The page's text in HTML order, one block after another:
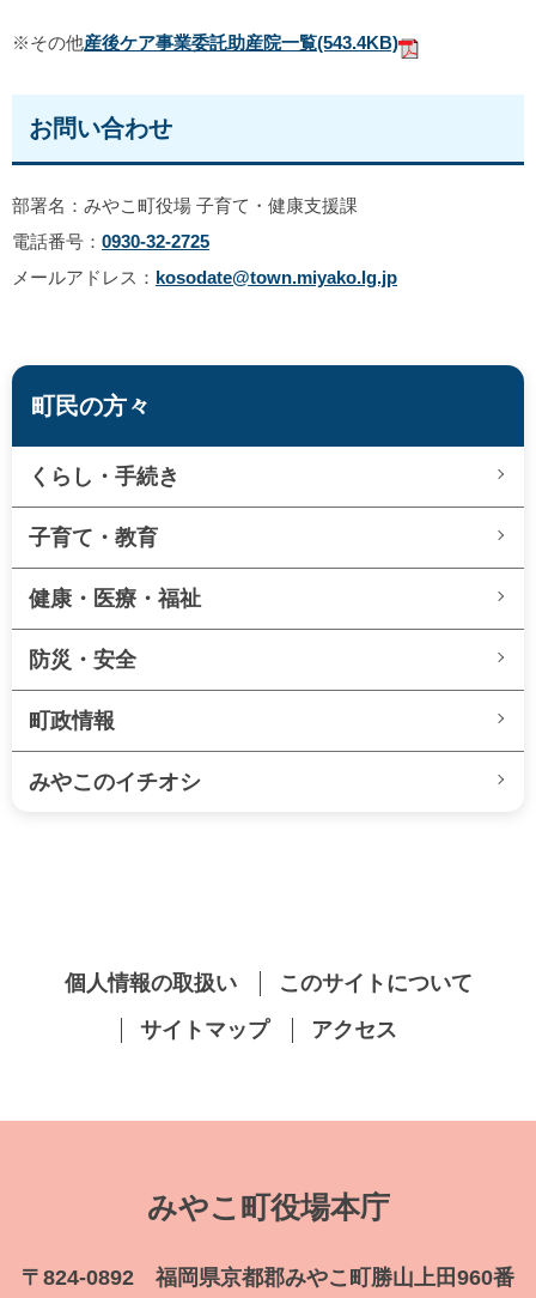
※その他産後ケア事業委託助産院一覧(543.4KB)
お問い合わせ
部署名：みやこ町役場 子育て・健康支援課
電話番号： 0930-32-2725
メールアドレス： kosodate@town.miyako.lg.jp
町民の方々
くらし・手続き
子育て・教育
健康・医療・福祉
防災・安全
町政情報
みやこのイチオシ
個人情報の取扱い
このサイトについて
サイトマップ
アクセス
みやこ町役場本庁
〒824-0892 福岡県京都郡みやこ町勝山上田960番